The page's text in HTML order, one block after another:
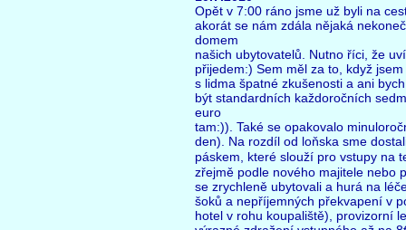
Opět v 7:00 ráno jsme už byli na
akorát se nám zdála nějaká
domem
našich ubytovatelů. Nutno říci, že
přijedem:) Sem měl za to, když
s lidma špatné zkušenosti a ani
být standardních každoročních
euro
tam:)). Také se opakovalo
den). Na rozdíl od loňska sme
páskem, které slouží pro vstupy na
zřejmě podle nového majitele nebo
se zrychleně ubytovali a hurá na
šoků a nepříjemných překvapení v
hotel v rohu koupaliště), provizorní